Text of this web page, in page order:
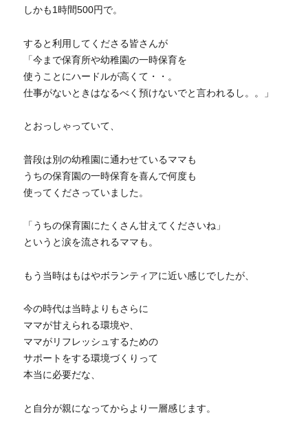
しかも1時間500円で。
すると利用してくださる皆さんが
「今まで保育所や幼稚園の一時保育を
使うことにハードルが高くて・・。
仕事がないときはなるべく預けないでと言われるし。。」
とおっしゃっていて、
普段は別の幼稚園に通わせているママも
うちの保育園の一時保育を喜んで何度も
使ってくださっていました。
「うちの保育園にたくさん甘えてくださいね」
というと涙を流されるママも。
もう当時はもはやボランティアに近い感じでしたが、
今の時代は当時よりもさらに
ママが甘えられる環境や、
ママがリフレッシュするための
サポートをする環境づくりって
本当に必要だな、
と自分が親になってからより一層感じます。